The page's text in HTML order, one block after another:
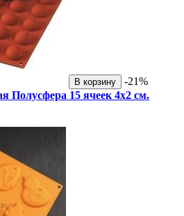
В корзину
-21%
Полусфера 15 ячеек 4х2 см.